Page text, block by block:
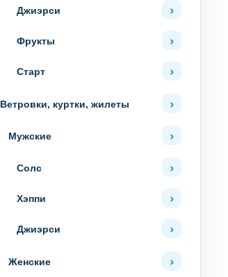
Джиэрси
Фрукты
Старт
Ветровки, куртки, жилеты
Мужские
Солс
Хэппи
Джиэрси
Женские